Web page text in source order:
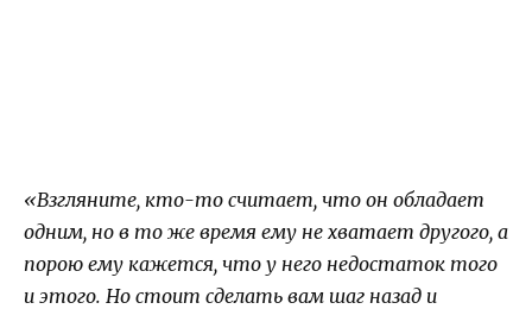
«Взгляните, кто-то считает, что он обладает
одним, но в то же время ему не хватает другого, а
порою ему кажется, что у него недостаток того
и этого. Но стоит сделать вам шаг назад и